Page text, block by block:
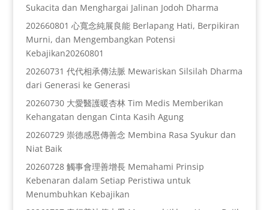
Sukacita dan Menghargai Jalinan Jodoh Dharma
202660801 心寬念純展良能 Berlapang Hati, Berpikiran
Murni, dan Mengembangkan Potensi
Kebajikan20260801
20260731 代代相承傳法脈 Mewariskan Silsilah Dharma
dari Generasi ke Generasi
20260730 大愛醫護暖杏林 Tim Medis Memberikan
Kehangatan dengan Cinta Kasih Agung
20260729 崇德感恩傳善念 Membina Rasa Syukur dan
Niat Baik
20260728 觸事會理善增長 Memahami Prinsip
Kebenaran dalam Setiap Peristiwa untuk
Menumbuhkan Kebajikan